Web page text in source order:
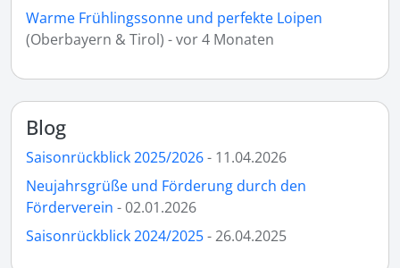
Warme Frühlingssonne und perfekte Loipen
(Oberbayern & Tirol) - vor 4 Monaten
Blog
Saisonrückblick 2025/2026- 11.04.2026
Neujahrsgrüße und Förderung durch den
Förderverein - 02.01.2026
Saisonrückblick 2024/2025- 26.04.2025